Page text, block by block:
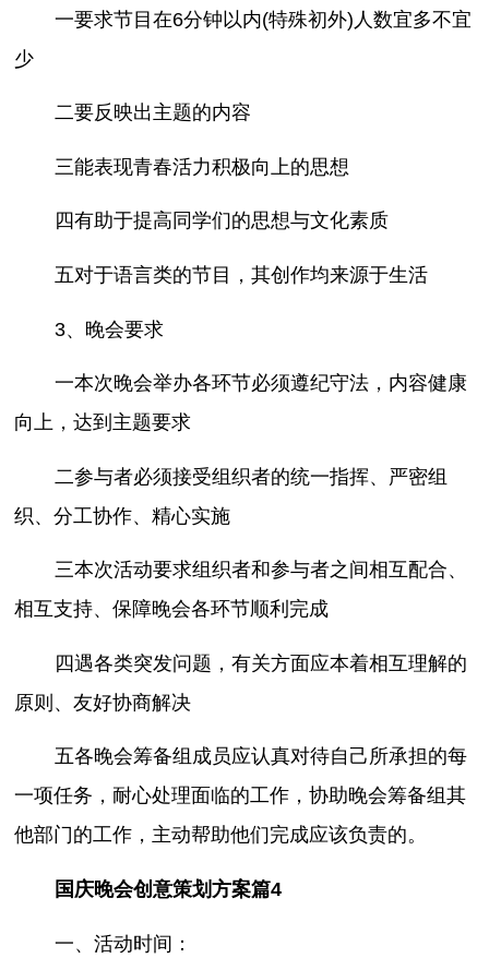
一要求节目在6分钟以内(特殊初外)人数宜多不宜
少
二要反映出主题的内容
三能表现青春活力积极向上的思想
四有助于提高同学们的思想与文化素质
五对于语言类的节目，其创作均来源于生活
3、晚会要求
一本次晚会举办各环节必须遵纪守法，内容健康
向上，达到主题要求
二参与者必须接受组织者的统一指挥、严密组
织、分工协作、精心实施
三本次活动要求组织者和参与者之间相互配合、
相互支持、保障晚会各环节顺利完成
四遇各类突发问题，有关方面应本着相互理解的
原则、友好协商解决
五各晚会筹备组成员应认真对待自己所承担的每
一项任务，耐心处理面临的工作，协助晚会筹备组其
他部门的工作，主动帮助他们完成应该负责的。
国庆晚会创意策划方案篇4
一、活动时间：